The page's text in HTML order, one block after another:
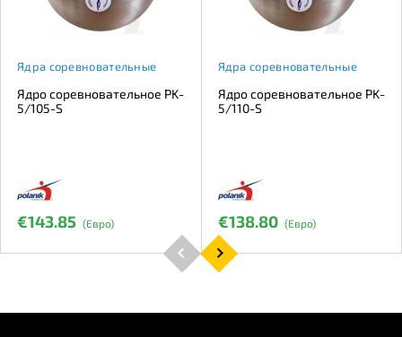
Ядра соревновательные
Ядро соревновательное PK-
5/105-S
€143.85 (Евро)
Ядра соревновательные
Ядро соревновательное PK-
5/110-S
€138.80 (Евро)